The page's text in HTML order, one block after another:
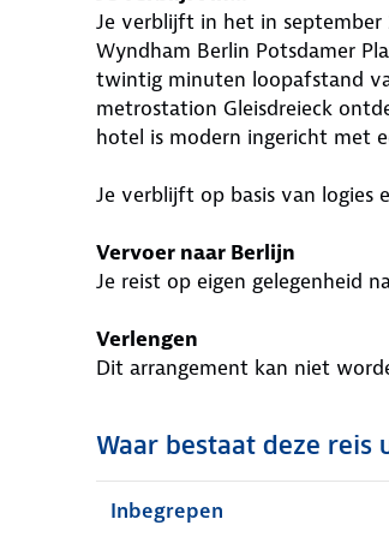
Je verblijft in het in september
Wyndham Berlin Potsdamer
twintig minuten loopafstand
metrostation Gleisdreieck
hotel is modern ingericht met
Je verblijft op basis van logies
Vervoer naar Berlijn
Je reist op eigen gelegenheid
Verlengen
Dit arrangement kan niet
Waar bestaat deze reis
Inbegrepen